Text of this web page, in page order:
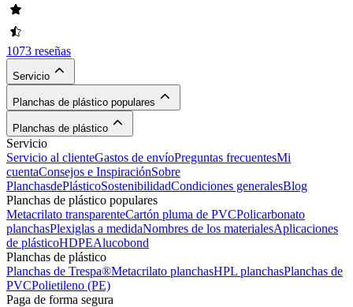
1073 reseñas
Servicio
Planchas de plástico populares
Planchas de plástico
Servicio
Servicio al clienteGastos de envíoPreguntas frecuentesMi
cuentaConsejos e InspiraciónSobre
PlanchasdePlásticoSostenibilidadCondiciones generalesBlog
Planchas de plástico populares
Metacrilato transparenteCartón pluma de PVCPolicarbonato
planchasPlexiglas a medidaNombres de los materialesAplicaciones
de plásticoHDPEAlucobond
Planchas de plástico
Planchas de Trespa®Metacrilato planchasHPL planchasPlanchas de
PVCPolietileno (PE)
Paga de forma segura